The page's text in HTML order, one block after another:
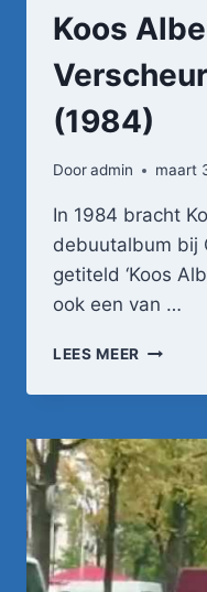
Koos
(1984)
Dooradmin maart
In 1984 bracht
debuutalbum bij
getiteld ‘Koos
ook een van …
LEES MEER KOOS
–
JE
FOTO
(1984)